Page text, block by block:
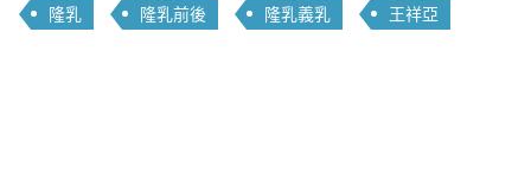
隆乳 隆乳前後 隆乳義乳 王祥亞